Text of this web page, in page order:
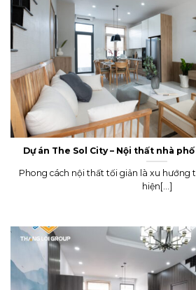
Dự án The Sol City – Nội thất nhà
Phong cách nội thất tối giản là xu hướng
hiện[...]